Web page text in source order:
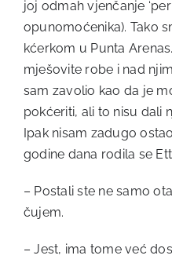
joj odmah vjenčanje
opunomoćenika). Tako
kćerkom u Punta
mješovite robe i nad
sam zavolio kao da je
pokćeriti, ali to nisu dali
Ipak nisam zadugo
godine dana rodila se
– Postali ste ne samo
čujem.
– Jest, ima tome već